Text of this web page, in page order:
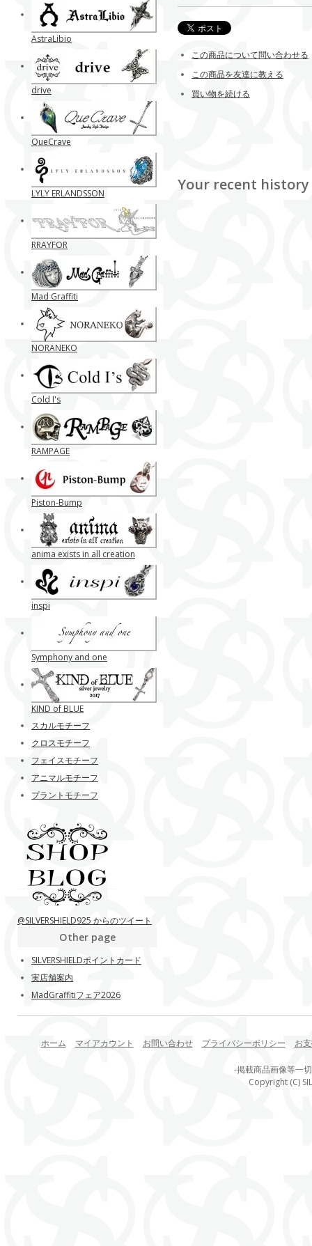
この商品について問い合わせる
この商品を友達に教える
買い物を続ける
Your recent history
AstraLibio
drive
QueCrave
LYLY ERLANDSSON
RRAYFOR
Mad Graffiti
NORANEKO
Cold I's
RAMPAGE
Piston-Bump
anima exists in all creation
inspi
Symphony and one
KIND of BLUE
スカルモチーフ
クロスモチーフ
フェイスモチーフ
アニマルモチーフ
プラントモチーフ
@SILVERSHIELD925 からのツイート
Other page
SILVERSHIELDポイントカード
実店舗案内
MadGraffitiフェア2026
ホーム マイアカウント お問い合わせ プライバシーポリシー お
-掲載商品画像等一
Copyright (C)